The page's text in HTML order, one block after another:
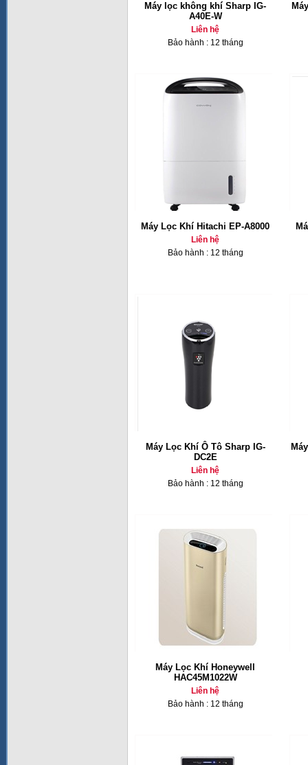
Máy lọc không khí Sharp IG-
A40E-W
Liên hệ
Bảo hành : 12 tháng
Máy Lọc Khí Hitachi EP-A8000
Liên hệ
Bảo hành : 12 tháng
Máy Lọc Khí Ô Tô Sharp IG-
DC2E
Liên hệ
Bảo hành : 12 tháng
Máy Lọc Khí Honeywell
HAC45M1022W
Liên hệ
Bảo hành : 12 tháng